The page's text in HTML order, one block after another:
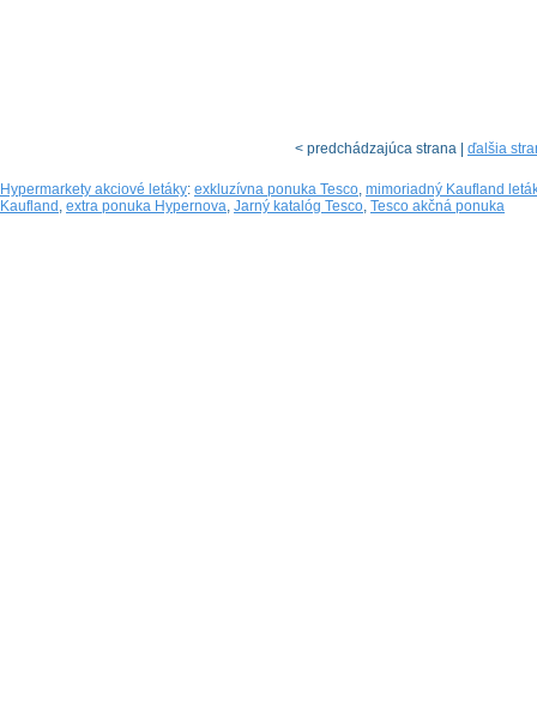
< predchádzajúca strana | ďalšia
Hypermarkety akciové letáky: exkluzívna ponuka Tesco, mimoriadný Kaufland
Kaufland , extra ponuka Hypernova, Jarný katalóg Tesco, Tesco akčná ponuka